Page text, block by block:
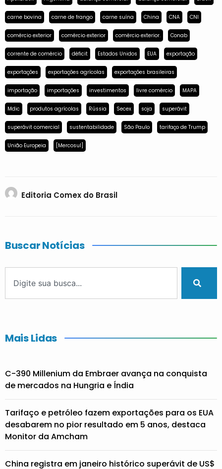
carne bovina carne de frango carne suína China CNA CNI
comércio exterior comércio exterior comércio exterior. Conab
corrente de comércio déficit Estados Unidos EUA exportação
exportações exportações agrícolas exportações brasileiras
importação importações investimentos livre comércio MAPA
Mdic produtos agrícolas Rússia Secex soja superávit
superávit comercial sustentabilidade São Paulo tarifaço de Trump
União Europeia [Mercosul]
Editoria Comex do Brasil
Buscar Notícias
Mais Lidas
C-390 Millenium da Embraer avança na conquista
de mercados na Hungria e Índia
Tarifaço e petróleo fazem exportações para os EUA
desabarem no pior resultado em 5 anos, destaca
Monitor da Amcham
China registra em janeiro histórico superávit de US$